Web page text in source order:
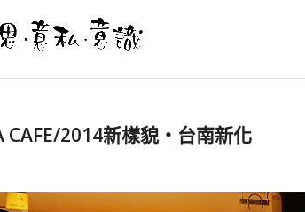
CAFE/2014新樣貌‧台南新化